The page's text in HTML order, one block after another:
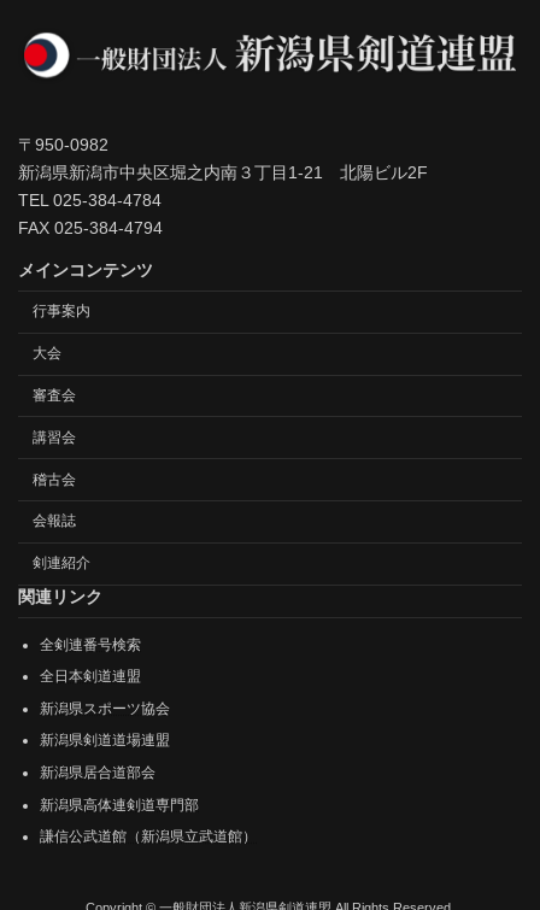
〒950-0982
新潟県新潟市中央区堀之内南３丁目1-21 北陽ビル2F
TEL 025-384-4784
FAX 025-384-4794
メインコンテンツ
行事案内
大会
審査会
講習会
稽古会
会報誌
剣連紹介
関連リンク
全剣連番号検索
全日本剣道連盟
新潟県スポーツ協会
新潟県剣道道場連盟
新潟県居合道部会
新潟県高体連剣道専門部
謙信公武道館（新潟県立武道館）